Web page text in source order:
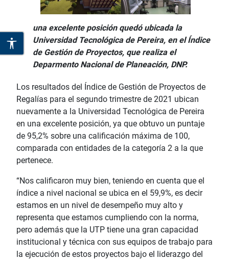
una excelente posición quedó ubicada la
Universidad Tecnológica de Pereira, en el Índice
de Gestión de Proyectos, que realiza el
Deparmento Nacional de Planeación, DNP.
Los resultados del Índice de Gestión de Proyectos de
Regalías para el segundo trimestre de 2021 ubican
nuevamente a la Universidad Tecnológica de Pereira
en una excelente posición, ya que obtuvo un puntaje
de 95,2% sobre una calificación máxima de 100,
comparada con entidades de la categoría 2 a la que
pertenece.
“Nos calificaron muy bien, teniendo en cuenta que el
índice a nivel nacional se ubica en el 59,9%, es decir
estamos en un nivel de desempeño muy alto y
representa que estamos cumpliendo con la norma,
pero además que la UTP tiene una gran capacidad
institucional y técnica con sus equipos de trabajo para
la ejecución de estos proyectos bajo el liderazgo del